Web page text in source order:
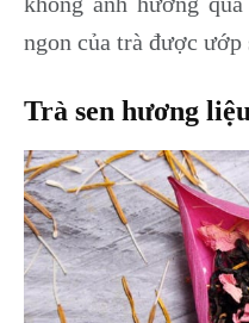
ngon của trà được ướp
Trà sen hương liệu